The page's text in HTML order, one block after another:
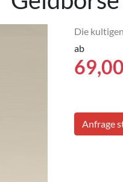
Die
ab
69,00
Anfrage